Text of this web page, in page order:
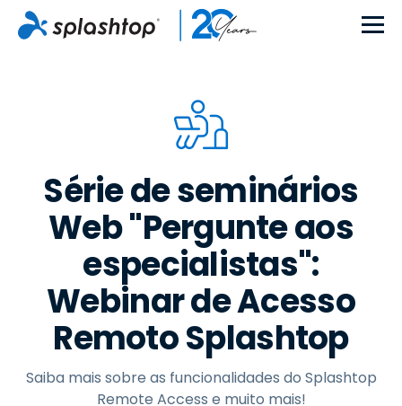
Série de seminários
Web "Pergunte aos
especialistas":
Webinar de Acesso
Remoto Splashtop
Saiba mais sobre as funcionalidades do Splashtop
Remote Access e muito mais!